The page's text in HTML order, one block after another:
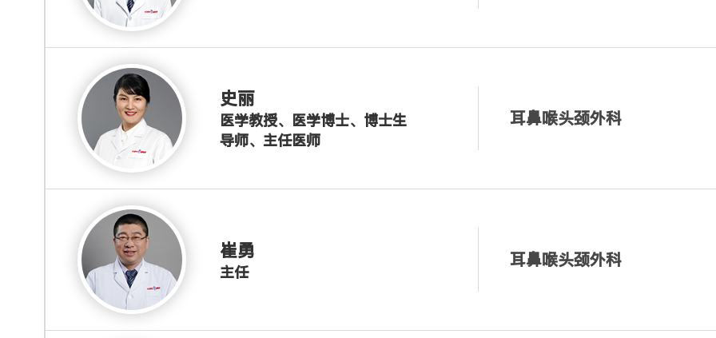
史丽
医学教授、医学博士、博士生
导师、主任医师
耳鼻喉头颈外科
崔勇
主任
耳鼻喉头颈外科